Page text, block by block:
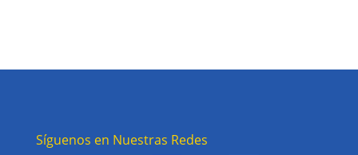
Síguenos en Nuestras Redes